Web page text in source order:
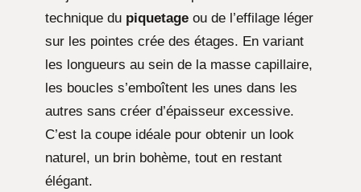
technique du piquetage ou de l’effilage léger
sur les pointes crée des étages. En variant
les longueurs au sein de la masse capillaire,
les boucles s’emboîtent les unes dans les
autres sans créer d’épaisseur excessive.
C’est la coupe idéale pour obtenir un look
naturel, un brin bohème, tout en restant
élégant.